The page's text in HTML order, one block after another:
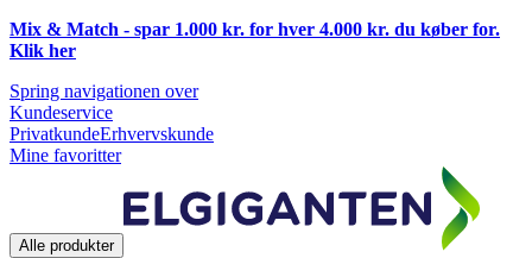
Mix & Match - spar 1.000 kr. for hver 4.000 kr. du køber for.
Klik her
Spring navigationen over
Kundeservice
PrivatkundeErhvervskunde
Mine favoritter
Alle produkter